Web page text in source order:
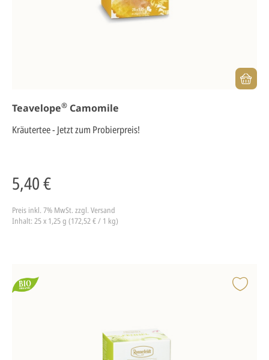
Teavelope® Camomile
Kräutertee - Jetzt zum Probierpreis!
5,40 €
Preis inkl. 7% MwSt. zzgl. Versand
Inhalt: 25 x 1,25 g (172,52 € / 1 kg)